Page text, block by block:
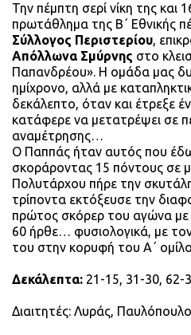
Την πέμπτη σερί νίκη της και
πρωτάθλημα της Β΄ Εθνικής
Σύλλογος Περιστερίου,
Απόλλωνα Σμύρνης στο
Παπανδρέου». Η ομάδα μας
ημίχρονο, αλλά με
δεκάλεπτο, όταν και έτρεξε
κατάφερε να μετατρέψει σε
αναμέτρησης…
Ο Παππάς ήταν αυτός που
σκοράροντας 15 πόντους σε
Πολυτάρχου πήρε την
τρίποντα εκτόξευσε την
πρώτος σκόρερ του αγώνα με
60 ήρθε… φυσιολογικά, με
του στην κορυφή του Α΄
Δεκάλεπτα: 21-15, 31-30, 62-
Διαιτητές: Λυράς,